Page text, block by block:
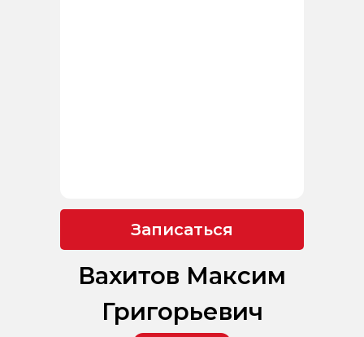
Записаться
Вахитов Максим
Григорьевич